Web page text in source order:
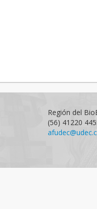
Región del
(56) 41220